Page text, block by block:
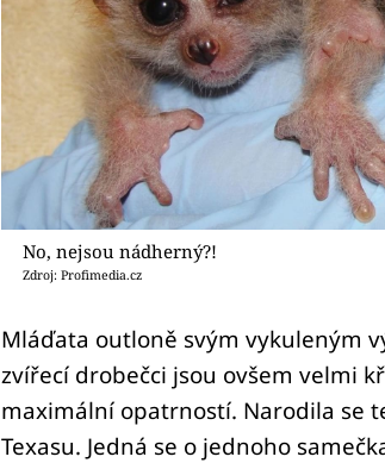
No, nejsou nádherný?!
Zdroj: Profimedia.cz
Mláďata outloně svým vykuleným
zvířecí drobečci jsou ovšem velmi
maximální opatrností. Narodila se
Texasu. Jedná se o jednoho